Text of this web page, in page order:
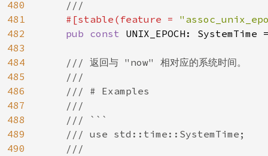
480
481
482
483
484
485
486
487
488
489
490
    ///
#[stable(feature =
pub const UNIX_EPOCH: SystemTime
/// 返回与 "now" 相对应的系统时间。
    ///
    /// # Examples
    ///
    /// ```
    /// use std::time::SystemTime;
    ///